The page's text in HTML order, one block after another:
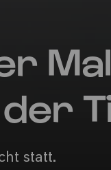
statt.